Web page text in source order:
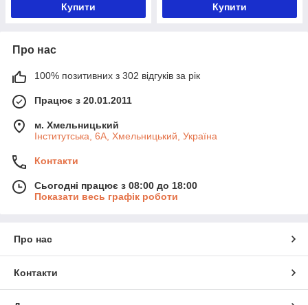
Купити Купити
Про нас
100% позитивних з 302 відгуків за рік
Працює з 20.01.2011
м. Хмельницький
Інститутська, 6А, Хмельницький, Україна
Контакти
Сьогодні працює з 08:00 до 18:00
Показати весь графік роботи
Про нас
Контакти